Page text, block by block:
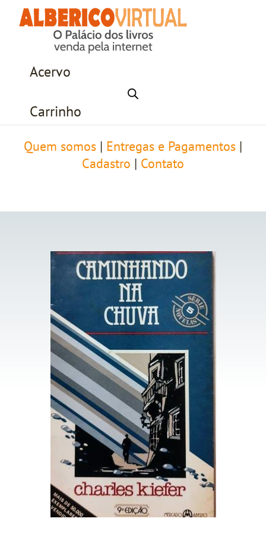
Acervo
Carrinho
Quem somos Entregas e Pagamentos
Cadastro
Contato